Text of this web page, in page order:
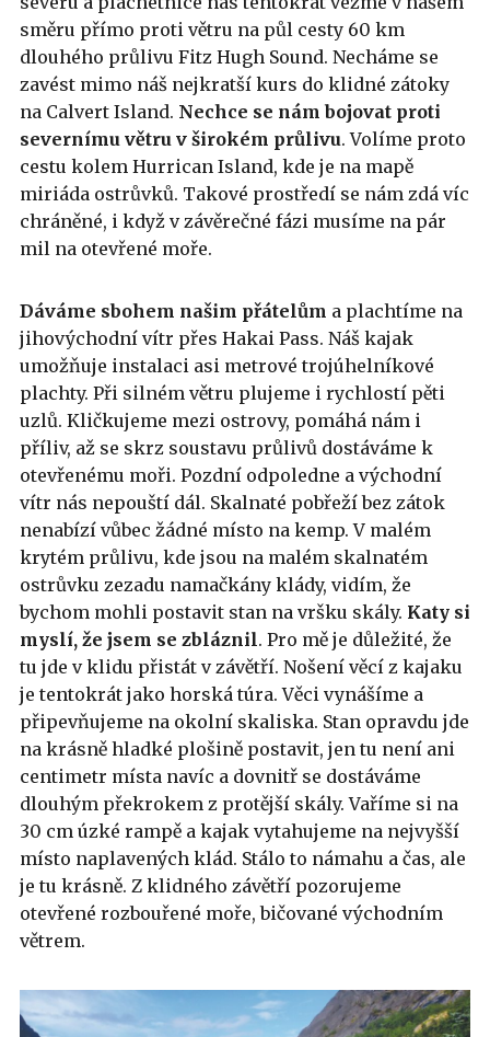
směru přímo proti větru na půl cesty 60 km
dlouhého průlivu Fitz Hugh Sound. Necháme se
zavést mimo náš nejkratší kurs do klidné zátoky
na Calvert Island. Nechce se nám bojovat proti
severnímu větru v širokém průlivu. Volíme proto
cestu kolem Hurrican Island, kde je na mapě
miriáda ostrůvků. Takové prostředí se nám zdá víc
chráněné, i když v závěrečné fázi musíme na pár
mil na otevřené moře.
Dáváme sbohem našim přátelům a plachtíme na
jihovýchodní vítr přes Hakai Pass. Náš kajak
umožňuje instalaci asi metrové trojúhelníkové
plachty. Při silném větru plujeme i rychlostí pěti
uzlů. Kličkujeme mezi ostrovy, pomáhá nám i
příliv, až se skrz soustavu průlivů dostáváme k
otevřenému moři. Pozdní odpoledne a východní
vítr nás nepouští dál. Skalnaté pobřeží bez zátok
nenabízí vůbec žádné místo na kemp. V malém
krytém průlivu, kde jsou na malém skalnatém
ostrůvku zezadu namačkány klády, vidím, že
bychom mohli postavit stan na vršku skály. Katy si
myslí, že jsem se zbláznil. Pro mě je důležité, že
tu jde v klidu přistát v závětří. Nošení věcí z kajaku
je tentokrát jako horská túra. Věci vynášíme a
připevňujeme na okolní skaliska. Stan opravdu jde
na krásně hladké plošině postavit, jen tu není ani
centimetr místa navíc a dovnitř se dostáváme
dlouhým překrokem z protější skály. Vaříme si na
30 cm úzké rampě a kajak vytahujeme na nejvyšší
místo naplavených klád. Stálo to námahu a čas, ale
je tu krásně. Z klidného závětří pozorujeme
otevřené rozbouřené moře, bičované východním
větrem.